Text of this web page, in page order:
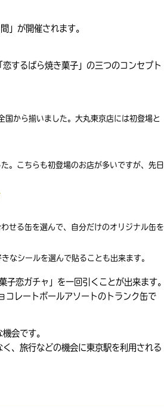
が開催されます。
するばら焼き菓子」の三つのコンセプト
から揃いました。大丸東京店には初登場と
。こちらも初登場のお店が多いですが、先日
せる缶を選んで、自分だけのオリジナル缶を
なシールを選んで貼ることも出来ます。
恋ガチャ」を一回引くことが出来ます。
コレートボールアソートのトランク缶で
会です。
、旅行などの機会に東京駅を利用される